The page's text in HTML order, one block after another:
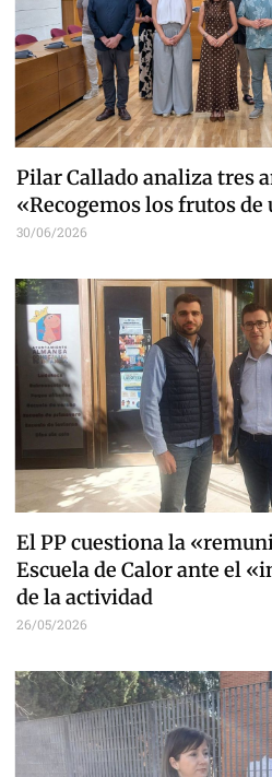
Pilar Callado analiza tres
«Recogemos los frutos
30/06/2026
El PP cuestiona la
Escuela de Calor ante el
de la actividad
26/05/2026